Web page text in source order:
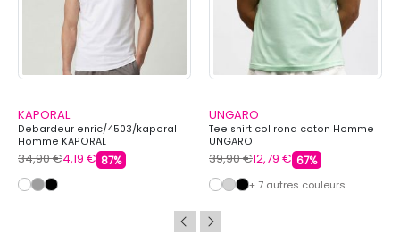
KAPORAL
Debardeur enric/4503/kaporal
Homme KAPORAL
34,90 €4,19 € 87%
UNGARO
Tee shirt col rond coton Homme
UNGARO
39,90 €12,79 € 67%
+ 7 autres couleurs